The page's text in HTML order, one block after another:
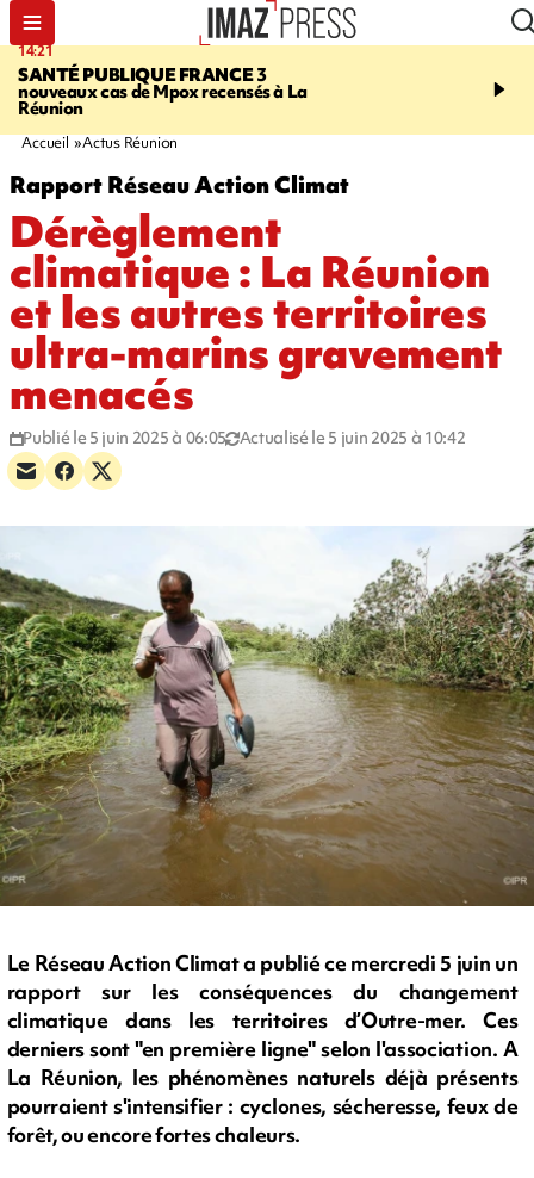
14:21
SANTÉ PUBLIQUE FRANCE3
nouveaux cas de Mpox recensés à La
Réunion
15:45
dix établissements ont
Accueil Actus Réunion
Rapport Réseau Action Climat
Dérèglement
climatique : La Réunion
et les autres territoires
ultra-marins gravement
menacés
Publié le 5 juin 2025 à 06:05 Actualisé le 5 juin 2025 à 10:42
Le Réseau Action Climat a publié ce mercredi 5 juin un
rapport sur les conséquences du changement
climatique dans les territoires d’Outre-mer. Ces
derniers sont "en première ligne" selon l'association. A
La Réunion, les phénomènes naturels déjà présents
pourraient s'intensifier : cyclones, sécheresse, feux de
forêt, ou encore fortes chaleurs.